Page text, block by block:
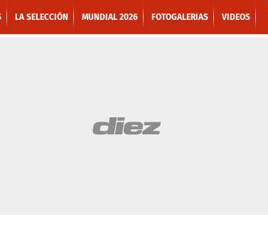
LA SELECCIÓN MUNDIAL 2026 FOTOGALERIAS VIDEOS